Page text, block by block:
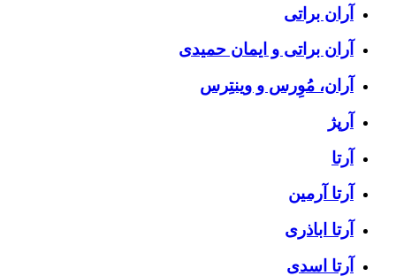
آران براتی
آران براتی و ایمان حمیدی
آران، مُوِرس و وینتِرس
آرپژ
آرتا
آرتا آرمین
آرتا اباذری
آرتا اسدی